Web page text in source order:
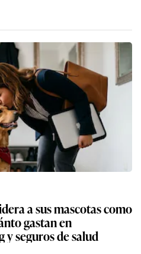
a sus mascotas como
gastan en
seguros de salud